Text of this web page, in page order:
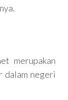
merupakan
dalam negeri